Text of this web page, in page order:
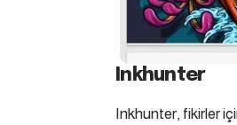
Inkhunter
Inkhunter, fikirler